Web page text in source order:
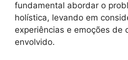
fundamental abordar o
holística, levando em
experiências e emoções de
envolvido.